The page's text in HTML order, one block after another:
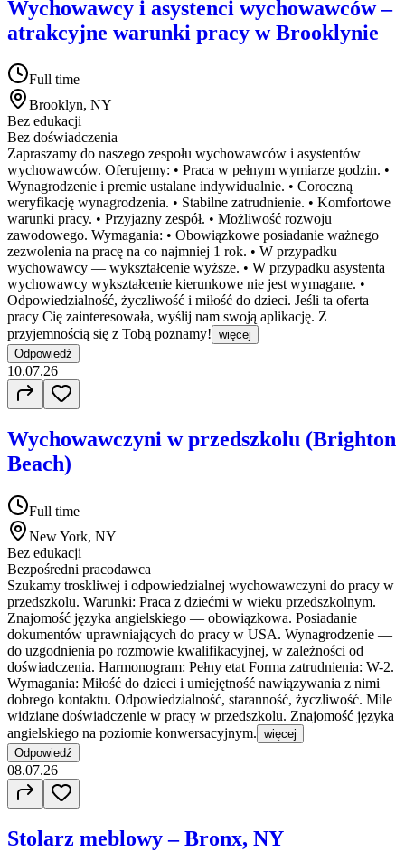
Wychowawcy i asystenci wychowawców –
atrakcyjne warunki pracy w Brooklynie
Full time
Brooklyn, NY
Bez edukacji
Bez doświadczenia
Zapraszamy do naszego zespołu wychowawców i asystentów
wychowawców. Oferujemy: • Praca w pełnym wymiarze godzin. •
Wynagrodzenie i premie ustalane indywidualnie. • Coroczną
weryfikację wynagrodzenia. • Stabilne zatrudnienie. • Komfortowe
warunki pracy. • Przyjazny zespół. • Możliwość rozwoju
zawodowego. Wymagania: • Obowiązkowe posiadanie ważnego
zezwolenia na pracę na co najmniej 1 rok. • W przypadku
wychowawcy — wykształcenie wyższe. • W przypadku asystenta
wychowawcy wykształcenie kierunkowe nie jest wymagane. •
Odpowiedzialność, życzliwość i miłość do dzieci. Jeśli ta oferta
pracy Cię zainteresowała, wyślij nam swoją aplikację. Z
przyjemnością się z Tobą poznamy! więcej
Odpowiedź
10.07.26
Wychowawczyni w przedszkolu (Brighton
Beach)
Full time
New York, NY
Bez edukacji
Bezpośredni pracodawca
Szukamy troskliwej i odpowiedzialnej wychowawczyni do pracy w
przedszkolu. Warunki: Praca z dziećmi w wieku przedszkolnym.
Znajomość języka angielskiego — obowiązkowa. Posiadanie
dokumentów uprawniających do pracy w USA. Wynagrodzenie —
do uzgodnienia po rozmowie kwalifikacyjnej, w zależności od
doświadczenia. Harmonogram: Pełny etat Forma zatrudnienia: W-2.
Wymagania: Miłość do dzieci i umiejętność nawiązywania z nimi
dobrego kontaktu. Odpowiedzialność, staranność, życzliwość. Mile
widziane doświadczenie w pracy w przedszkolu. Znajomość języka
angielskiego na poziomie konwersacyjnym. więcej
Odpowiedź
08.07.26
Stolarz meblowy – Bronx, NY